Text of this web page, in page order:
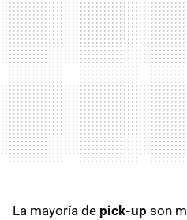
La mayoría de pick-up son